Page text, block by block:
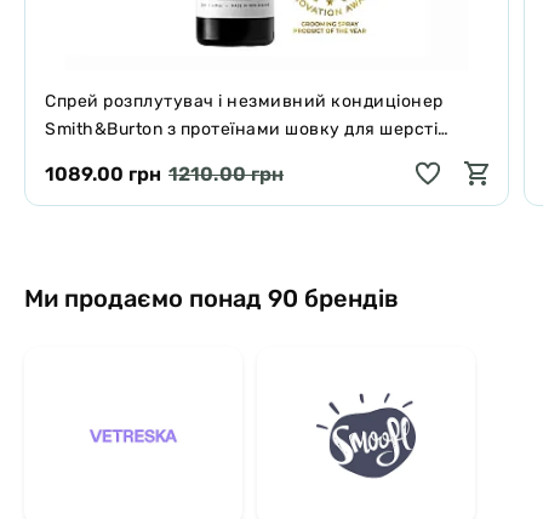
Спрей розплутувач і незмивний кондиціонер
Smith&Burton з протеїнами шовку для шерсті
1089.00 грн 1210.00 грн
Ми продаємо понад 90 брендів